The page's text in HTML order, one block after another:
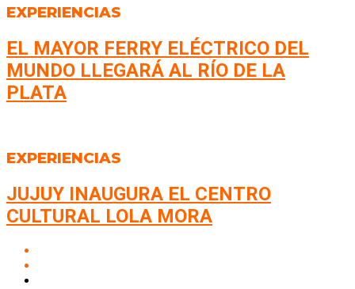
EXPERIENCIAS
EL MAYOR FERRY ELÉCTRICO DEL
MUNDO LLEGARÁ AL RÍO DE LA
PLATA
EXPERIENCIAS
JUJUY INAUGURA EL CENTRO
CULTURAL LOLA MORA